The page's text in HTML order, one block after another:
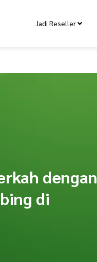
Jadi Reseller
dengan
di